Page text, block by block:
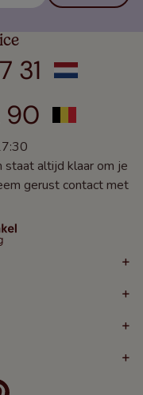
31
90
staat altijd klaar om je
gerust contact met
+
+
+
+